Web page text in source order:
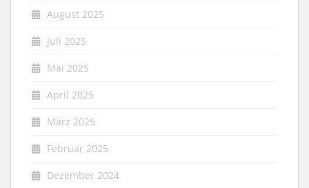
August 2025
Juli 2025
Mai 2025
April 2025
März 2025
Februar 2025
Dezember 2024